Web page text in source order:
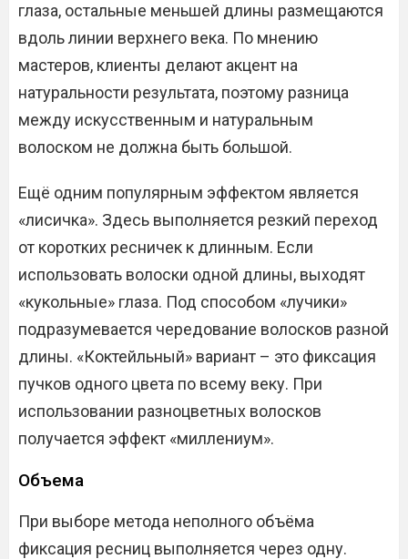
глаза, остальные меньшей длины размещаются
вдоль линии верхнего века. По мнению
мастеров, клиенты делают акцент на
натуральности результата, поэтому разница
между искусственным и натуральным
волоском не должна быть большой.
Ещё одним популярным эффектом является
«лисичка». Здесь выполняется резкий переход
от коротких ресничек к длинным. Если
использовать волоски одной длины, выходят
«кукольные» глаза. Под способом «лучики»
подразумевается чередование волосков разной
длины. «Коктейльный» вариант – это фиксация
пучков одного цвета по всему веку. При
использовании разноцветных волосков
получается эффект «миллениум».
Объема
При выборе метода неполного объёма
фиксация ресниц выполняется через одну.